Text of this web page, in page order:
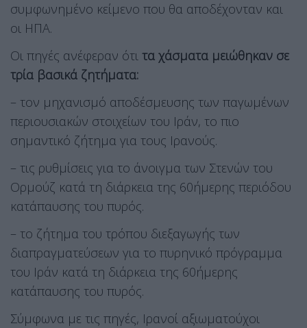
συμφωνημένο κείμενο που θα αποδέχονταν και
οι ΗΠΑ.
Οι πηγές ανέφεραν ότι τα χάσματα μειώθηκαν σε
τρία βασικά ζητήματα:
– τον μηχανισμό αποδέσμευσης των παγωμένων
περιουσιακών στοιχείων του Ιράν, το πιο
σημαντικό ζήτημα για τους Ιρανούς.
– τις ρυθμίσεις για το άνοιγμα των Στενών του
Ορμούζ κατά τη διάρκεια της 60ήμερης περιόδου
κατάπαυσης του πυρός.
– το ζήτημα του τρόπου διεξαγωγής των
διαπραγματεύσεων για το πυρηνικό πρόγραμμα
του Ιράν κατά τη διάρκεια της 60ήμερης
κατάπαυσης του πυρός.
Σύμφωνα με τις πηγές, Ιρανοί αξιωματούχοι